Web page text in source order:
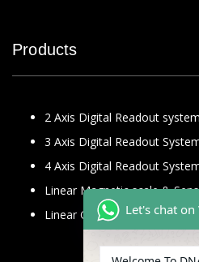
Products
2 Axis Digital Readout system
3 Axis Digital Readout
4 Axis Digital Readout
Linear Magnetic scale &
Linear Glass ScaleLet's chat